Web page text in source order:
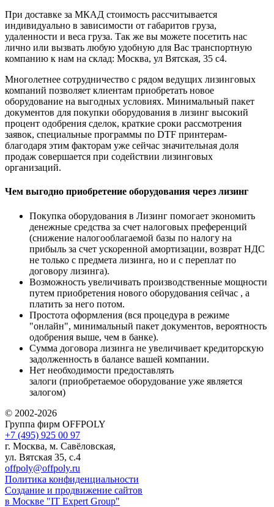
При доставке за МКАД стоимость рассчитывается
индивидуально в зависимости от габаритов груза,
удаленности и веса груза. Так же вы можете посетить нас
лично или вызвать любую удобную для Вас транспортную
компанию к нам на склад: Москва, ул Вятская, 35 c4.
Многолетнее сотрудничество с рядом ведущих лизинговых
компаний позволяет клиентам приобретать новое
оборудование на выгодных условиях. Минимальный пакет
документов для покупки оборудования в лизинг высокий
процент одобрения сделок, краткие сроки рассмотрения
заявок, специальные программы по DTF принтерам-
благодаря этим факторам уже сейчас значительная доля
продаж совершается при содействии лизинговых
организаций.
Чем выгодно приобретение оборудования через лизинг
Покупка оборудования в Лизинг помогает экономить
денежные средства за счет налоговых преференций
(снижение налогооблагаемой базы по налогу на
прибыль за счет ускоренной амортизации, возврат НДС
не только с предмета лизинга, но и с переплат по
договору лизинга).
Возможность увеличивать производственные мощности
путем приобретения нового оборудования сейчас , а
платить за него потом.
Простота оформления (вся процедура в режиме
"онлайн", минимальный пакет документов, вероятность
одобрения выше, чем в банке).
Сумма договора лизинга не увеличивает кредиторскую
задолженность в балансе вашей компании.
Нет необходимости предоставлять
залоги (приобретаемое оборудование уже является
залогом)
© 2002-2026
Группа фирм OFFPOLY
+7 (495) 925 00 97
г. Москва, м. Савёловская,
ул. Вятская 35, с.4
offpoly@offpoly.ru
Политика конфиденциальности
Создание и продвижение сайтов
в Москве "IT Expert Group"